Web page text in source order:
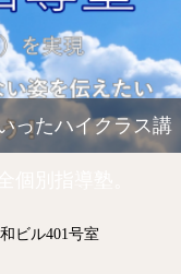
ったハイクラス講
ビル401号室